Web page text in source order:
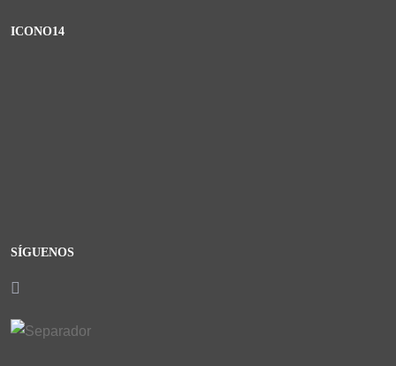
ICONO14
SÍGUENOS